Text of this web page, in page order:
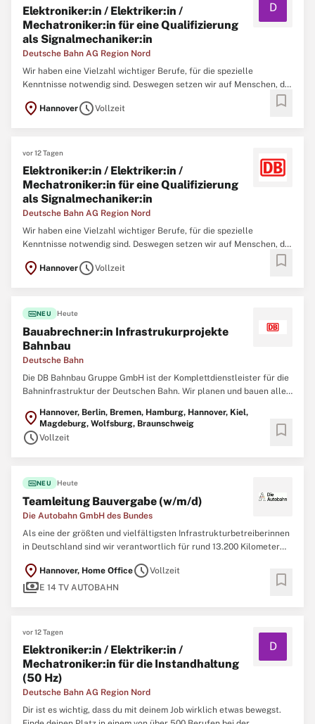
Elektroniker:in / Elektriker:in /
Mechatroniker:in für eine Qualifizierung
als Signalmechaniker:in
Deutsche Bahn AG Region Nord
D
Wir haben eine Vielzahl wichtiger Berufe, für die spezielle
Kenntnisse notwendig sind. Deswegen setzen wir auf Menschen, die
Stellenanzeige auf StepStone.de bit.ly/4w2X7RCAPCT1_DE
location_on HannoverscheduleVollzeit bookmark
vor 12 Tagen
Elektroniker:in / Elektriker:in /
Mechatroniker:in für eine Qualifizierung
als Signalmechaniker:in
Deutsche Bahn AG Region Nord
Wir haben eine Vielzahl wichtiger Berufe, für die spezielle
Kenntnisse notwendig sind. Deswegen setzen wir auf Menschen, die
sich beruflich neu orientieren und entwickeln möchten. Aufgaben
Du durchläufst eine maßgeschneiderte interne Weiterbildung, die
location_on HannoverscheduleVollzeit bookmark
fiber_newNEU Heute
Bauabrechner:in Infrastrukurprojekte
Bahnbau
Deutsche Bahn
Die DB Bahnbau Gruppe GmbH ist der Komplettdienstleister für die
Bahninfrastruktur der Deutschen Bahn. Wir planen und bauen alle
unseren Gewerken Gleisbau, technische Anlagen, konstruktiver
Ingenieurbau sowie der Koordination
location_on Hannover, Berlin, Bremen, Hamburg, Hannover, Kiel,
Magdeburg, Wolfsburg, Braunschweig
scheduleVollzeit bookmark
fiber_newNEU Heute
Teamleitung Bauvergabe (w/m/d)
Die Autobahn GmbH des Bundes
Als eine der größten und vielfältigsten Infrastrukturbetreiberinnen
in Deutschland sind wir verantwortlich für rund 13.200 Kilometer
mit viel Raum für persönliche und berufliche Entfaltung und
Gestaltungsmöglichkeiten
location_on Hannover, Home OfficescheduleVollzeit
paymentsE 14 TV AUTOBAHN bookmark
vor 12 Tagen
Elektroniker:in / Elektriker:in /
Mechatroniker:in für die Instandhaltung
(50 Hz)
Deutsche Bahn AG Region Nord
D
Dir ist es wichtig, dass du mit deinem Job wirklich etwas bewegst.